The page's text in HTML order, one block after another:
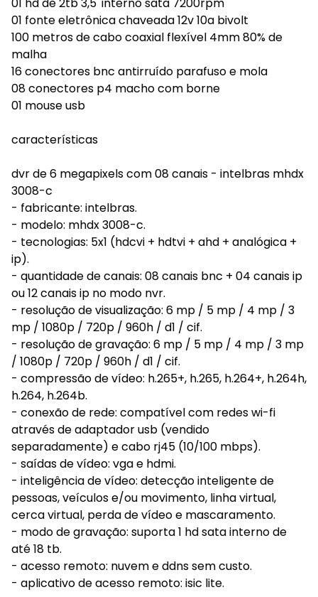
01 fonte eletrônica chaveada 12v 10a bivolt
100 metros de cabo coaxial flexível 4mm 80% de
malha
16 conectores bnc antirruído parafuso e mola
08 conectores p4 macho com borne
01 mouse usb
características
dvr de 6 megapixels com 08 canais - intelbras mhdx
3008-c
- fabricante: intelbras.
- modelo: mhdx 3008-c.
- tecnologias: 5x1 (hdcvi + hdtvi + ahd + analógica +
ip).
- quantidade de canais: 08 canais bnc + 04 canais ip
ou 12 canais ip no modo nvr.
- resolução de visualização: 6 mp / 5 mp / 4 mp / 3
mp / 1080p / 720p / 960h / d1 / cif.
- resolução de gravação: 6 mp / 5 mp / 4 mp / 3 mp
/ 1080p / 720p / 960h / d1 / cif.
- compressão de vídeo: h.265+, h.265, h.264+, h.264h,
h.264, h.264b.
- conexão de rede: compatível com redes wi-fi
através de adaptador usb (vendido
separadamente) e cabo rj45 (10/100 mbps).
- saídas de vídeo: vga e hdmi.
- inteligência de vídeo: detecção inteligente de
pessoas, veículos e/ou movimento, linha virtual,
cerca virtual, perda de vídeo e mascaramento.
- modo de gravação: suporta 1 hd sata interno de
até 18 tb.
- acesso remoto: nuvem e ddns sem custo.
- aplicativo de acesso remoto: isic lite.